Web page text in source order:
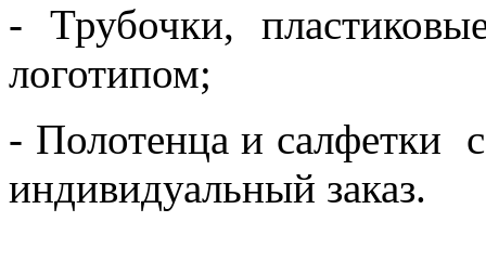
- Трубочки,
логотипом;
- Полотенца и салфетки
индивидуальный заказ.